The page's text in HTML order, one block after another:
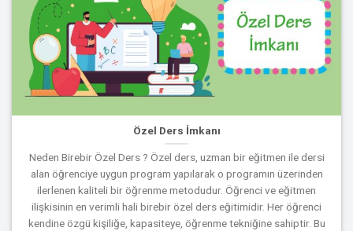
Özel Ders İmkanı
Neden Birebir Özel Ders ? Özel ders, uzman bir eğitmen ile dersi
alan öğrenciye uygun program yapılarak o programın üzerinden
ilerlenen kaliteli bir öğrenme metodudur. Öğrenci ve eğitmen
ilişkisinin en verimli hali birebir özel ders eğitimidir. Her öğrenci
kendine özgü kişiliğe, kapasiteye, öğrenme tekniğine sahiptir. Bu